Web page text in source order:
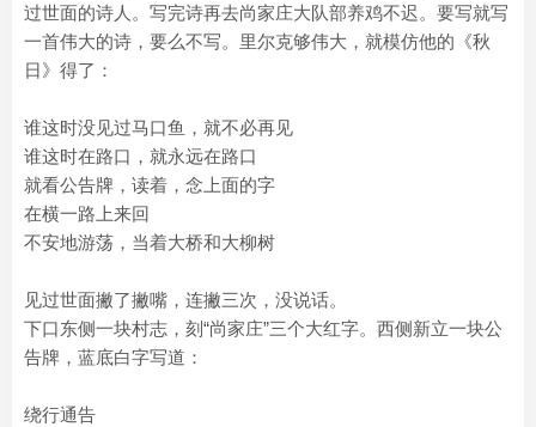
过世面的诗人。写完诗再去尚家庄大队部养鸡不迟。要写就写
一首伟大的诗，要么不写。里尔克够伟大，就模仿他的《秋
日》得了：
谁这时没见过马口鱼，就不必再见
谁这时在路口，就永远在路口
就看公告牌，读着，念上面的字
在横一路上来回
不安地游荡，当着大桥和大柳树
见过世面撇了撇嘴，连撇三次，没说话。
下口东侧一块村志，刻“尚家庄”三个大红字。西侧新立一块公
告牌，蓝底白字写道：
绕行通告